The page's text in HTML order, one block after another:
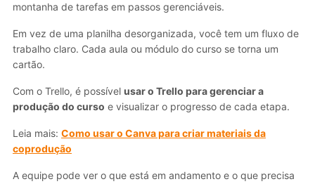
montanha de tarefas em passos gerenciáveis.
Em vez de uma planilha desorganizada, você tem um fluxo de
trabalho claro. Cada aula ou módulo do curso se torna um
cartão.
Com o Trello, é possível usar o Trello para gerenciar a
produção do curso e visualizar o progresso de cada etapa.
Leia mais: Como usar o Canva para criar materiais da
coprodução
A equipe pode ver o que está em andamento e o que precisa